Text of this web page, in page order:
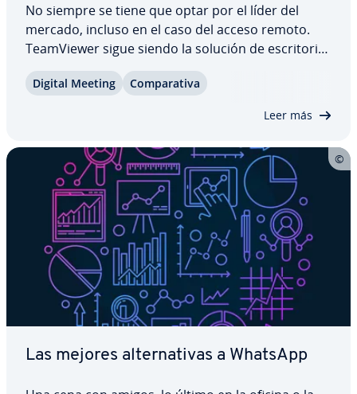
No siempre se tiene que optar por el líder del
mercado, incluso en el caso del acceso remoto.
Tea­m­Vie­wer sigue siendo la solución de es­cri­to­rio
en el mercado existen numerosas opciones adi­cio­
Digital Meeting Co­m­pa­ra­ti­va
Leer más
Las mejores al­te­r­na­ti­vas a WhatsApp